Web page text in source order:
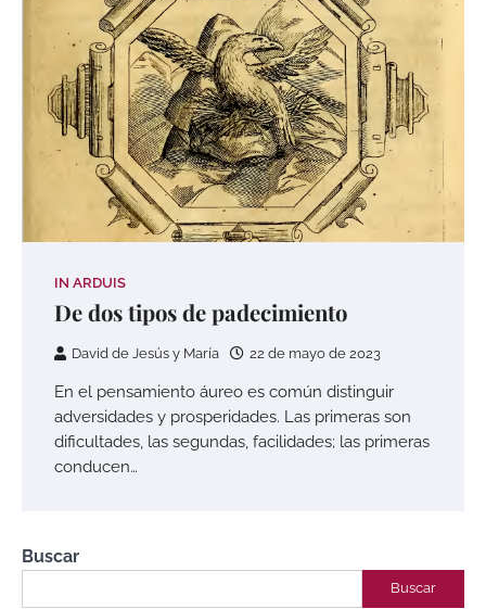
IN ARDUIS
De dos tipos de padecimiento
David de Jesús y María 22 de mayo de 2023
En el pensamiento áureo es común distinguir
adversidades y prosperidades. Las primeras son
dificultades, las segundas, facilidades; las primeras
conducen…
Buscar
Buscar